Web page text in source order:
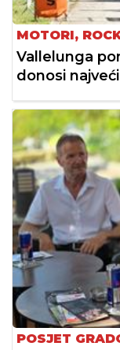
MOTORI,
Vallelunga
donosi
POSJET